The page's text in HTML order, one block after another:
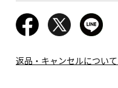
返品・キャンセルについ